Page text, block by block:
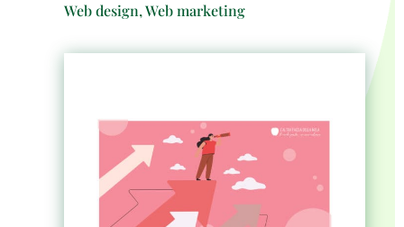
Web design,Web marketing